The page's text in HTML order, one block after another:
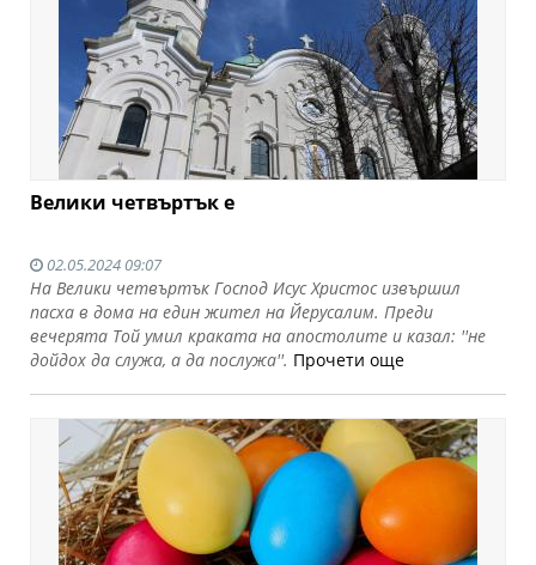
Велики четвъртък е
02.05.2024 09:07
На Велики четвъртък Господ Исус Христос извършил
пасха в дома на един жител на Йерусалим. Преди
вечерята Той умил краката на апостолите и казал: ''не
дойдох да служа, а да послужа''. Прочети още